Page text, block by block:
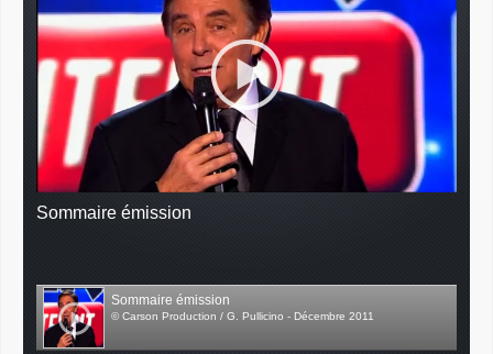
Sommaire émission
Sommaire émission
© Carson Production / G. Pullicino - Décembre 2011